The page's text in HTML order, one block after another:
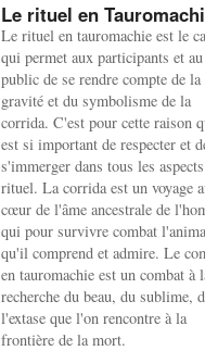
Le rituel en
Le rituel en tauromachie est le
qui permet aux participants et au
public de se rendre compte de la
gravité et du symbolisme de la
corrida. C'est pour cette raison
est si important de respecter et
s'immerger dans tous les
rituel. La corrida est un voyage
cœur de l'âme ancestrale de
qui pour survivre combat
qu'il comprend et admire. Le
en tauromachie est un combat à
recherche du beau, du sublime,
l'extase que l'on rencontre à la
frontière de la mort.